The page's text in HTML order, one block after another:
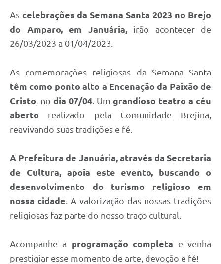
Serviços Online
Enquete
Contato
Fotos - Eventos Oficiais
As celebrações da Semana Santa 2023 no Brejo
do Amparo, em Januária,irão acontecer de
26/03/2023 a 01/04/2023.
As comemorações religiosas da Semana Santa
têm como ponto alto a Encenação da Paixão de
Cristo, no dia 07/04. Um grandioso teatro a céu
aberto realizado pela Comunidade Brejina,
reavivando suas tradições e fé.
A Prefeitura de Januária, através da Secretaria
de Cultura, apoia este evento, buscando o
desenvolvimento do turismo religioso em
nossa cidade. A valorização das nossas tradições
religiosas faz parte do nosso traço cultural.
Acompanhe a programação completa e venha
prestigiar esse momento de arte, devoção e fé!